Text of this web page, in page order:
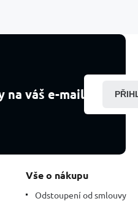
na váš e-mail
Vše o nákupu
Odstoupení od smlouvy